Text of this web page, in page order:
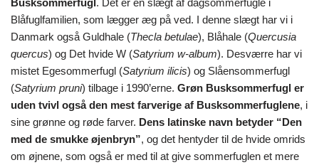
Busksommerfugl. Det er en slægt af dagsommerfugle i
Blåfuglfamilien, som lægger æg på ved. I denne slægt har vi i
Danmark også Guldhale (Thecla betulae), Blåhale (Quercusia
quercus) og Det hvide W (Satyrium w-album). Desværre har vi
mistet Egesommerfugl (Satyrium ilicis) og Slåensommerfugl
(Satyrium pruni) tilbage i 1990’erne. Grøn Busksommerfugl er
uden tvivl også den mest farverige af Busksommerfuglene, i
sine grønne og røde farver. Dens latinske navn betyder “Den
med de smukke øjenbryn”, og det hentyder til de hvide omrids
om øjnene, som også er med til at give sommerfuglen et mere